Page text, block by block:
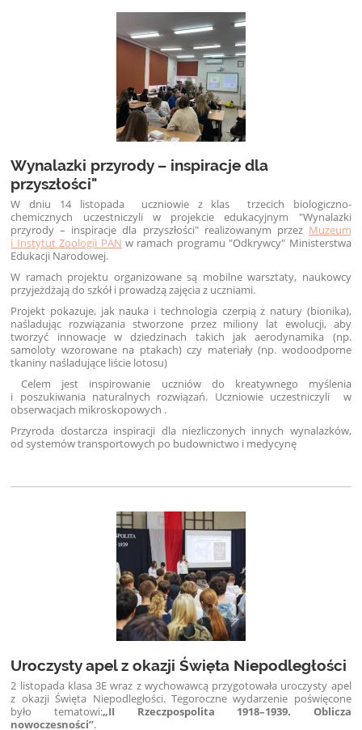
Wynalazki przyrody – inspiracje dla
przyszłości"
W dniu 14 listopada uczniowie z klas trzecich biologiczno-
chemicznych uczestniczyli w projekcie edukacyjnym "Wynalazki
przyrody – inspiracje dla przyszłości" realizowanym przez Muzeum
i Instytut Zoologii PAN w ramach programu "Odkrywcy" Ministerstwa
Edukacji Narodowej.
W ramach projektu organizowane są mobilne warsztaty, naukowcy
przyjeżdżają do szkół i prowadzą zajęcia z uczniami.
Projekt pokazuje, jak nauka i technologia czerpią z natury (bionika),
naśladując rozwiązania stworzone przez miliony lat ewolucji, aby
tworzyć innowacje w dziedzinach takich jak aerodynamika (np.
samoloty wzorowane na ptakach) czy materiały (np. wodoodporne
tkaniny naśladujące liście lotosu)
Celem jest inspirowanie uczniów do kreatywnego myślenia
i poszukiwania naturalnych rozwiązań. Uczniowie uczestniczyli w
obserwacjach mikroskopowych .
Przyroda dostarcza inspiracji dla niezliczonych innych wynalazków,
od systemów transportowych po budownictwo i medycynę
Uroczysty apel z okazji Święta Niepodległości
2 listopada klasa 3E wraz z wychowawcą przygotowała uroczysty apel
z okazji Święta Niepodległości. Tegoroczne wydarzenie poświęcone
było tematowi:„II Rzeczpospolita 1918–1939. Oblicza
nowoczesności”.